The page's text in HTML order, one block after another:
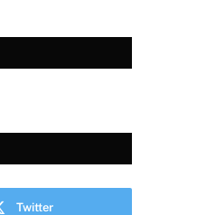
Twitter